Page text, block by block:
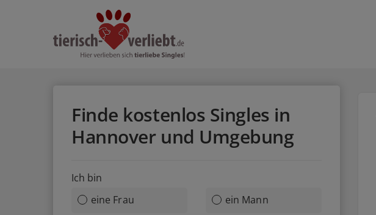
Finde kostenlos Singles in
Hannover und Umgebung
Ich bin
eine Frau
ein Mann